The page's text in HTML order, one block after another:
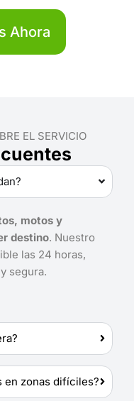
Ahora
EL SERVICIO
motos y
destino. Nuestro
las 24 horas,
segura.
en zonas difíciles?